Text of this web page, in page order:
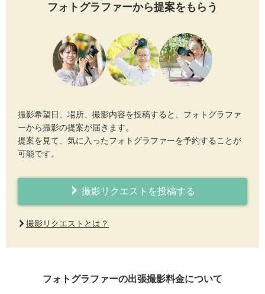
フォトグラファーから提案をもらう
撮影希望日、場所、撮影内容を投稿すると、フォトグラファ
ーから撮影の提案が届きます。
提案を見て、気に入ったフォトグラファーを予約することが
可能です。
撮影リクエストを投稿する
撮影リクエストとは？
フォトグラファーの出張撮影料金について